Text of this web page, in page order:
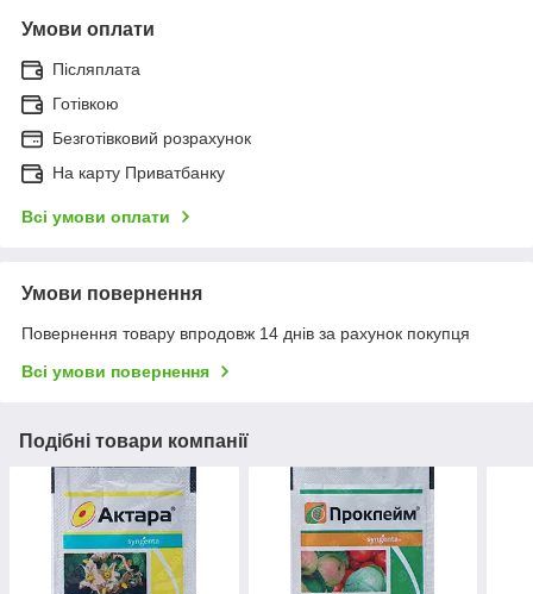
Умови оплати
Післяплата
Готівкою
Безготівковий розрахунок
На карту Приватбанку
Всі умови оплати
Умови повернення
Повернення товару впродовж 14 днів за рахунок покупця
Всі умови повернення
Подібні товари компанії